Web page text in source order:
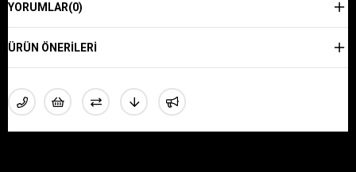
YORUMLAR(0)
ÜRÜN ÖNERILERI